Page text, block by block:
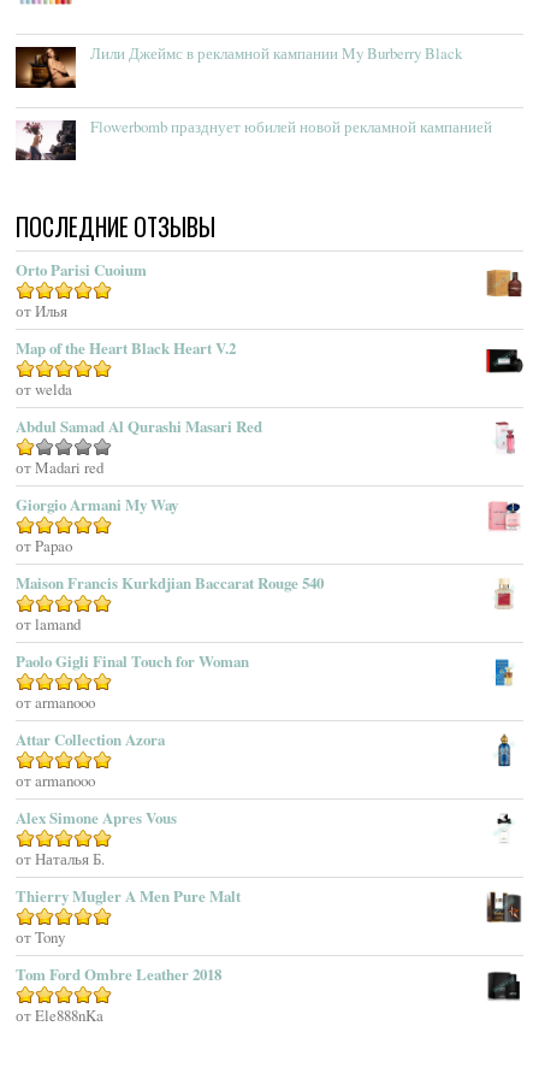
Acqua Dell’Elba
Acqua Di Monaco
Acqua Di Parma
Acqua Di Sardegna
Acqua Di Stresa
Adam Levine
Adamo Parfum
Adidas
Adolfo Dominguez
Adrienne Vittadini
Aedes De Venustas
Aerin Lauder
Aether
Affinessence
Afnan Perfumes
Agatha Ruiz De La Prada
Agatho Parfum
Agent Provocateur
Agnes B
Agonist
Ahjaar
Aigner
Aj Arabia (Widian)
Ajmal
Akro
Al Hamatt
Al Haramain
Al-Jazeera
Лили Джеймс в рекламной кампании My Burberry Black
Flowerbomb празднует юбилей новой рекламной кампанией
ПОСЛЕДНИЕ ОТЗЫВЫ
Orto Parisi Cuoium
Оценка
от Илья
Map of the Heart Black Heart V.2
Оценка5
от welda
Abdul Samad Al Qurashi Masari Red
Оценка
1
из
5
от Madari red
Giorgio Armani My Way
Оценка5
от Papao
Maison Francis Kurkdjian Baccarat Rouge 540
Оценка5из 5
от lamand
Paolo Gigli Final Touch for Woman
Оценка5из 5
от armanooo
Attar Collection Azora
Оценка5из 5
от armanooo
Alex Simone Apres Vous
Оценка5из 5
от Наталья Б.
Thierry Mugler A Men Pure Malt
Оценка
от Tony
Tom Ford Ombre Leather 2018
Оценка5из 5
от Ele888nKa